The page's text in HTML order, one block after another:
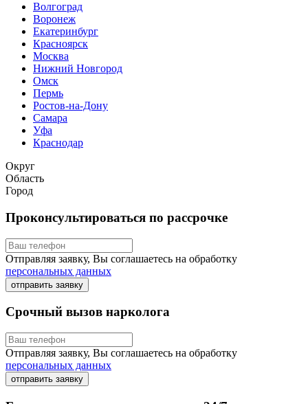
Волгоград
Воронеж
Екатеринбург
Красноярск
Москва
Нижний Новгород
Омск
Пермь
Ростов-на-Дону
Самара
Уфа
Краснодар
Округ
Область
Город
Проконсультироваться по рассрочке
Отправляя заявку, Вы соглашаетесь на обработку
персональных данных
отправить заявку
Срочный вызов нарколога
Отправляя заявку, Вы соглашаетесь на обработку
персональных данных
отправить заявку